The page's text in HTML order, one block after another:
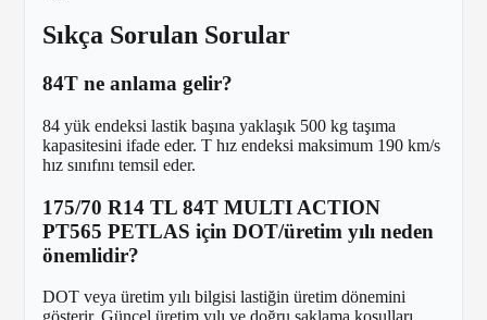
Sıkça Sorulan Sorular
84T ne anlama gelir?
84 yük endeksi lastik başına yaklaşık 500 kg taşıma
kapasitesini ifade eder. T hız endeksi maksimum 190 km/s
hız sınıfını temsil eder.
175/70 R14 TL 84T MULTI ACTION
PT565 PETLAS için DOT/üretim yılı neden
önemlidir?
DOT veya üretim yılı bilgisi lastiğin üretim dönemini